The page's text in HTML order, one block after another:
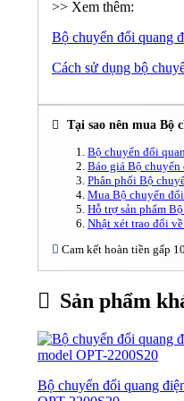
>> Xem thêm:
Bộ chuyển đổi quang
Cách sử dụng bộ
Tại sao nên mua Bộ
Bộ chuyển đổi
Báo giá Bộ chuyển
Phân phối Bộ
Mua Bộ chuyển
Hỗ trợ sản phẩm
Nhật xét trao đổi
Cam kết hoàn tiền gấp
Sản phẩm
Bộ chuyển đổi quang